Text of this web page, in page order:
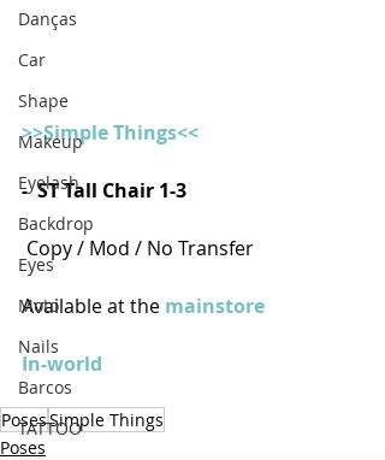
Danças
Car
Shape
Makeup
Eyelash
Backdrop
Eyes
Moto
Nails
Barcos
TATTOO
>>Simple Things<<
-  ST Tall Chair 1-3
Copy / Mod / No Transfer
Available at the mainstore
In-world
PosesSimple Things
Poses